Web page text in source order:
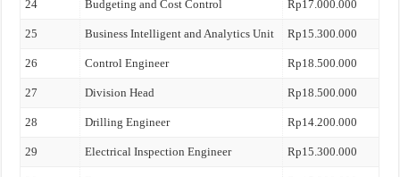
24 Budgeting and Cost Control Rp17.000.000
25 Business Intelligent and Analytics Unit Rp15.300.000
26 Control Engineer Rp18.500.000
27 Division Head Rp18.500.000
28 Drilling Engineer Rp14.200.000
29 Electrical Inspection Engineer Rp15.300.000